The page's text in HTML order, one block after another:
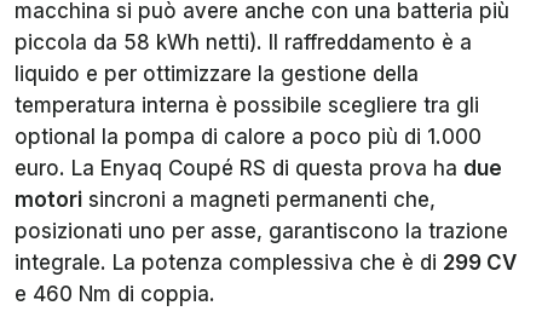
macchina si può avere anche con una batteria più
piccola da 58 kWh netti). Il raffreddamento è a
liquido e per ottimizzare la gestione della
temperatura interna è possibile scegliere tra gli
optional la pompa di calore a poco più di 1.000
euro. La Enyaq Coupé RS di questa prova ha due
motori sincroni a magneti permanenti che,
posizionati uno per asse, garantiscono la trazione
integrale. La potenza complessiva che è di 299 CV
e 460 Nm di coppia.